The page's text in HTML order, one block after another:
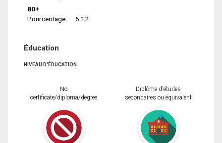
80+
Pourcentage
6.12
Éducation
NIVEAU D'ÉDUCATION
No
certificate/diploma/degree
Diplôme d'études
secondaires ou équivalent